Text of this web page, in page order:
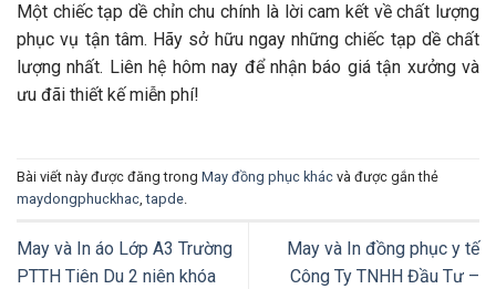
Một chiếc tạp dề chỉn chu chính là lời cam kết về chất lượng
phục vụ tận tâm. Hãy sở hữu ngay những chiếc tạp dề chất
lượng nhất. Liên hệ hôm nay để nhận báo giá tận xưởng và
ưu đãi thiết kế miễn phí!
Bài viết này được đăng trong May đồng phục khác và được gắn thẻ
maydongphuckhac,tapde.
May và In áo Lớp A3 Trường
PTTH Tiên Du 2 niên khóa
May và In đồng phục y tế
Công Ty TNHH Đầu Tư –